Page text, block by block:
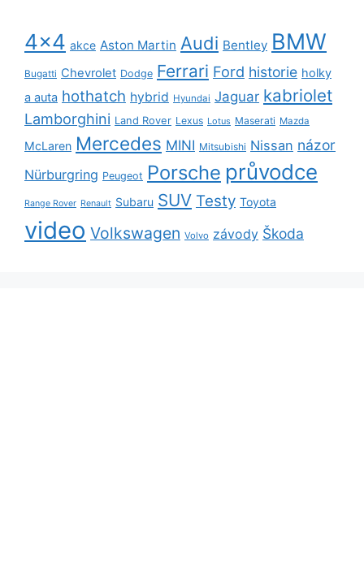
4x4 akce Aston Martin Audi Bentley BMW
Bugatti Chevrolet Dodge Ferrari Ford historie holky
a auta hothatch hybrid Hyundai Jaguar kabriolet
Lamborghini Land Rover Lexus Lotus Maserati Mazda
McLaren Mercedes MINI Mitsubishi Nissan názor
Nürburgring Peugeot Porsche průvodce
Range Rover Renault Subaru SUV Testy Toyota
video Volkswagen Volvo závody Škoda